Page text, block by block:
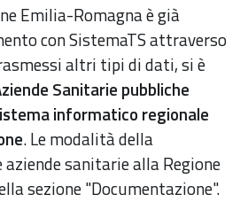
Emilia-Romagna è già
con SistemaTS attraverso
altri tipi di dati, si è
Sanitarie pubbliche
informatico regionale
. Le modalità della
sanitarie alla Regione
sezione "Documentazione".